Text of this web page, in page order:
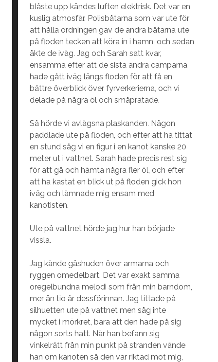
blåste upp kändes luften elektrisk. Det var en
kuslig atmosfär. Polisbåtarna som var ute för
att hålla ordningen gav de andra båtarna ute
på floden tecken att köra in i hamn, och sedan
åkte de iväg. Jag och Sarah satt kvar,
ensamma efter att de sista andra camparna
hade gått iväg längs floden för att få en
bättre överblick över fyrverkerierna, och vi
delade på några öl och småpratade.
Så hörde vi avlägsna plaskanden. Någon
paddlade ute på floden, och efter att ha tittat
en stund såg vi en figur i en kanot kanske 20
meter ut i vattnet. Sarah hade precis rest sig
för att gå och hämta några fler öl, och efter
att ha kastat en blick ut på floden gick hon
iväg och lämnade mig ensam med
kanotisten.
Ute på vattnet hörde jag hur han började
vissla.
Jag kände gåshuden över armarna och
ryggen omedelbart. Det var exakt samma
oregelbundna melodi som från min barndom,
mer än tio år dessförinnan. Jag tittade på
silhuetten ute på vattnet men såg inte
mycket i mörkret, bara att den hade på sig
någon sorts hatt. När han befann sig
vinkelrätt från min punkt på stranden vände
han om kanoten så den var riktad mot mig,